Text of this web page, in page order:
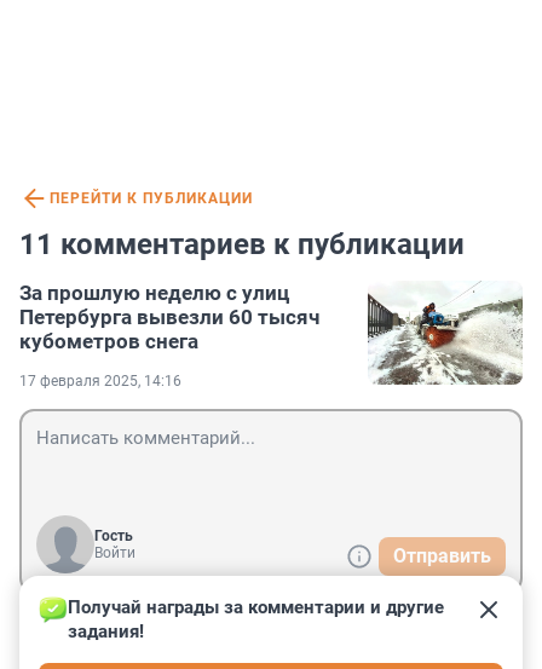
ПЕРЕЙТИ К ПУБЛИКАЦИИ
11 комментариев к публикации
За прошлую неделю с улиц
Петербурга вывезли 60 тысяч
кубометров снега
17 февраля 2025, 14:16
Гость
Войти
Отправить
Гость
Получай награды за комментарии и другие
задания!